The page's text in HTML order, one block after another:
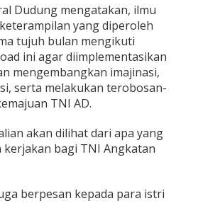
e
a
i
k
a
n
k
e
a
d
a
Dudung mengatakan, ilmu
yang diperoleh
tujuh bulan mengikuti
ini agar diimplementasikan
mengembangkan imajinasi,
serta melakukan terobosan-
TNI AD.
akan dilihat dari apa yang
kerjakan bagi TNI Angkatan
berpesan kepada para istri